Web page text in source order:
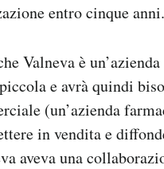
entro cinque anni.
Valneva è un’azienda
e avrà quindi
(un’azienda
in vendita e
aveva una